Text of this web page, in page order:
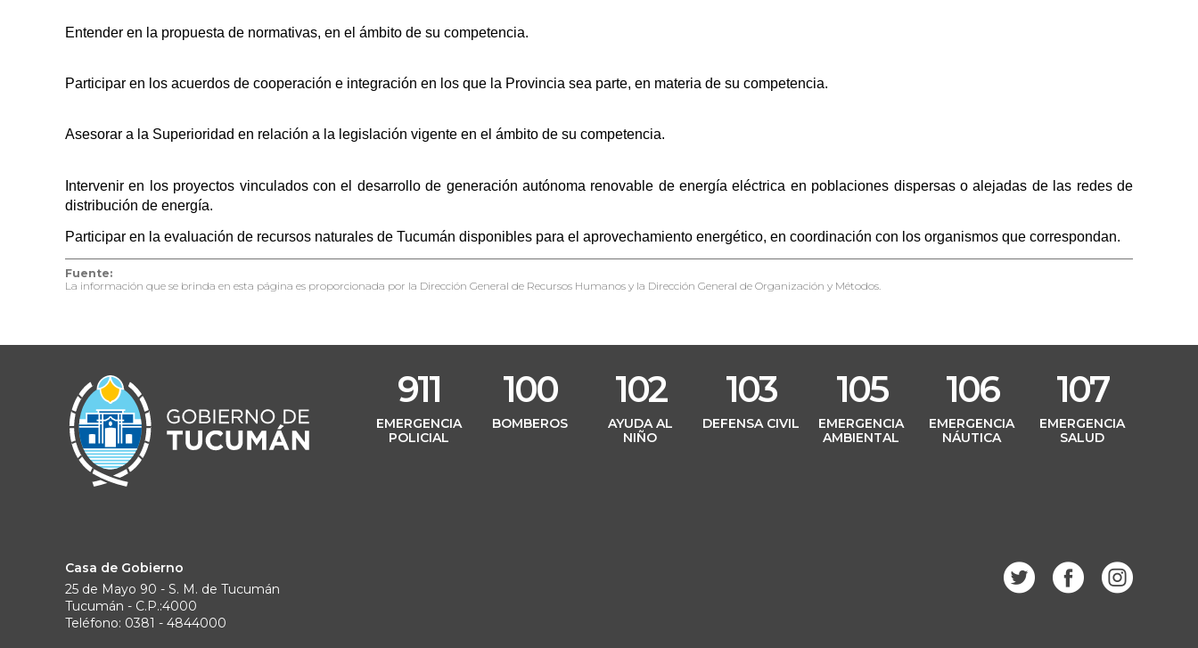
Entender en la propuesta de normativas, en el ámbito de su competencia.
Participar en los acuerdos de cooperación e integración en los que la Provincia sea parte, en materia de su competencia.
Asesorar a la Superioridad en relación a la legislación vigente en el ámbito de su competencia.
Intervenir en los proyectos vinculados con el desarrollo de generación autónoma renovable de energía eléctrica en poblaciones dispersas o alejadas de las redes de
distribución de energía.
Participar en la evaluación de recursos naturales de Tucumán disponibles para el aprovechamiento energético, en coordinación con los organismos que correspondan.
Fuente:
La información que se brinda en esta página es proporcionada por la Dirección General de Recursos Humanos y la Dirección General de Organización y Métodos.
911
EMERGENCIA
POLICIAL
100
BOMBEROS
102
AYUDA AL
NIÑO
103
DEFENSA CIVIL
105
EMERGENCIA
AMBIENTAL
106
EMERGENCIA
NÁUTICA
107
EMERGENCIA
SALUD
Casa de Gobierno
25 de Mayo 90 - S. M. de Tucumán
Tucumán - C.P.:4000
Teléfono: 0381 - 4844000